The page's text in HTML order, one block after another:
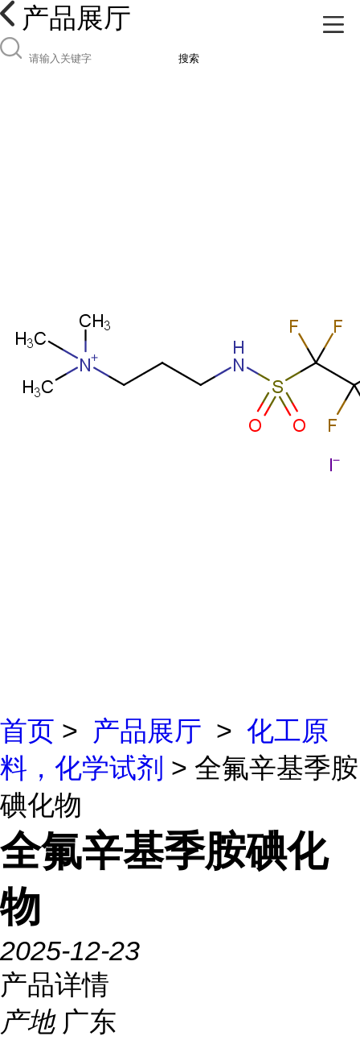
产品展厅
搜索
首页 > 产品展厅 > 化工原
料，化学试剂 > 全氟辛基季胺
碘化物
全氟辛基季胺碘化
物
2025-12-23
产品详情
产地 广东